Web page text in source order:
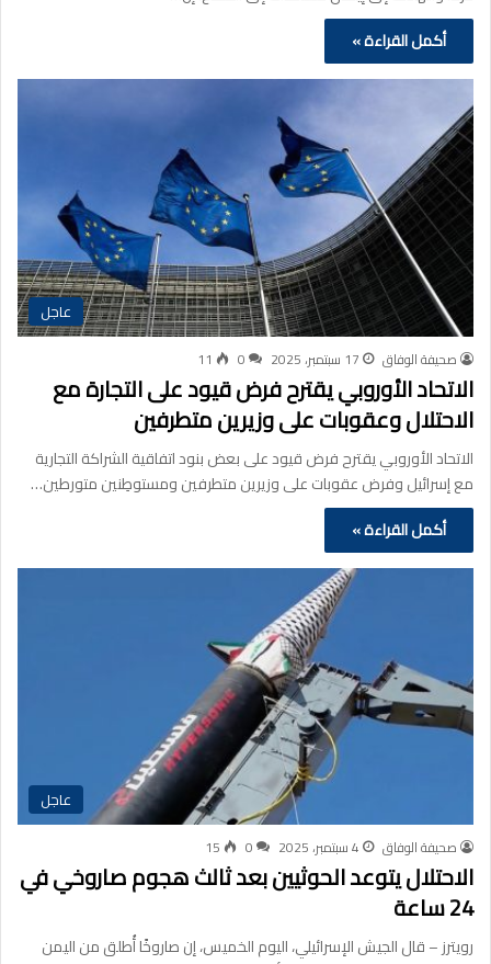
أكمل القراءة »
عاجل
صحيفة الوفاق 17 سبتمبر، 2025 0
11
الاتحاد الأوروبي يقترح فرض قيود على التجارة مع
الاحتلال وعقوبات على وزيرين متطرفين
الاتحاد الأوروبي يقترح فرض قيود على بعض بنود اتفاقية الشراكة التجارية
مع إسرائيل وفرض عقوبات على وزيرين متطرفين ومستوطِنين متورطين…
أكمل القراءة »
عاجل
صحيفة الوفاق 4 سبتمبر، 2025 0
15
الاحتلال يتوعد الحوثيين بعد ثالث هجوم صاروخي في
24 ساعة
رويترز – قال الجيش الإسرائيلي، اليوم الخميس، إن صاروخًا أُطلق من اليمن